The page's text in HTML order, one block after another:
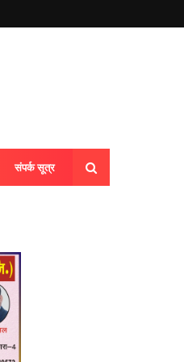
संपर्क सूत्र